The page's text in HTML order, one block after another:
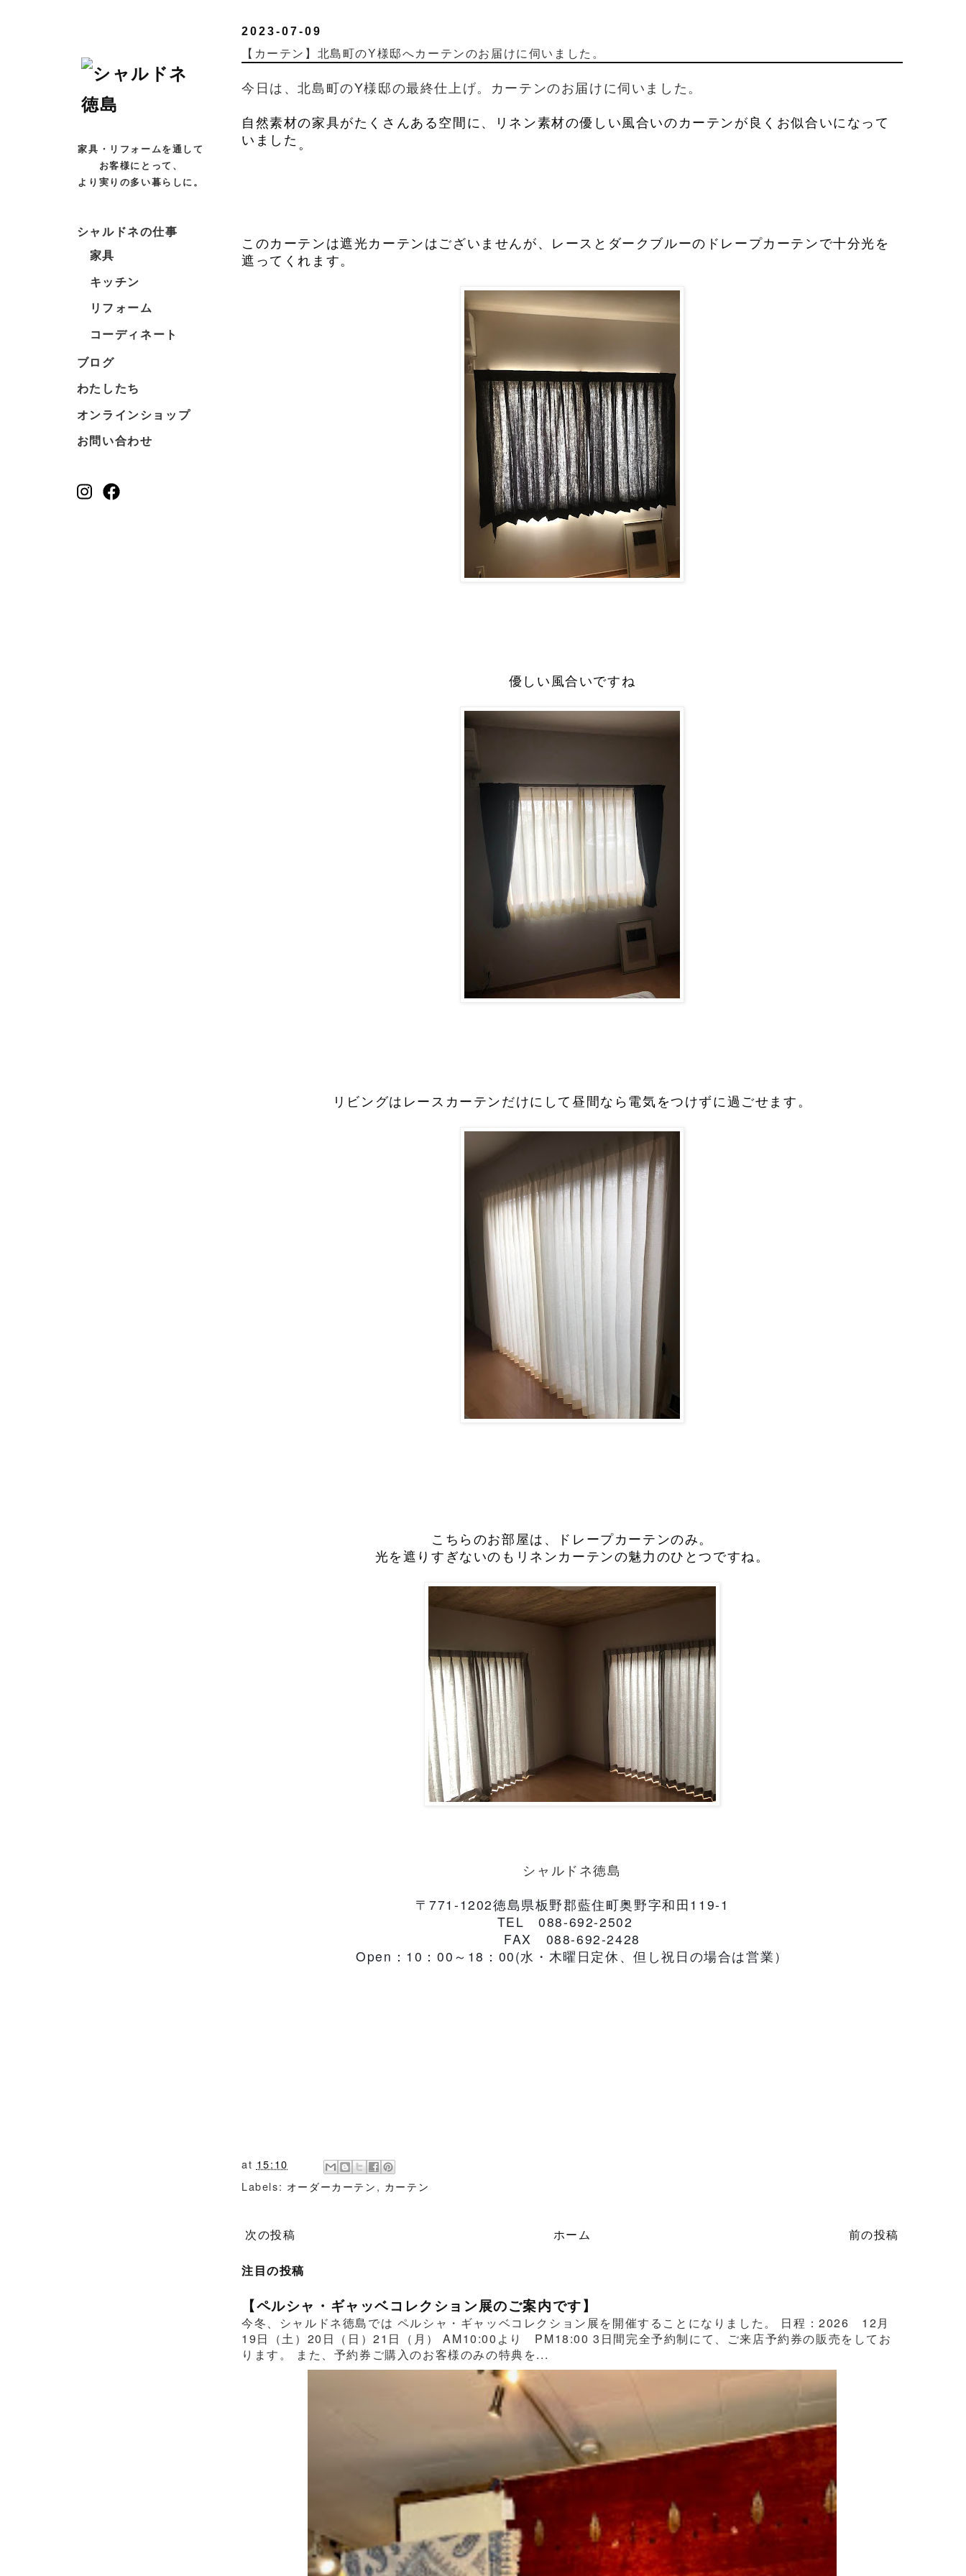
家具・リフォームを通して
お客様にとって、
より実りの多い暮らしに。
シャルドネの仕事
家具
キッチン
リフォーム
コーディネート
ブログ
わたしたち
オンラインショップ
お問い合わせ
2023-07-09
【カーテン】北島町のY様邸へカーテンのお届けに伺いました。
今日は、北島町のY様邸の最終仕上げ。カーテンのお届けに伺いました。
自然素材の家具がたくさんある空間に、リネン素材の優しい風合いのカーテンが良くお似合いになって
いました 。
このカーテンは遮光カーテンはございませんが、レースとダークブルーのドレープカーテンで十分光を
遮ってくれます。
優しい風合いですね
リビングはレースカーテンだけにして昼間なら電気をつけずに過ごせます。
こちらのお部屋は、ドレープカーテンのみ。
光を遮りすぎないのもリネンカーテンの魅力のひとつですね。
シャルドネ徳島
〒771-1202徳島県板野郡藍住町奥野字和田119-1
TEL
088-692-2502
FAX
088-692-2428
Open ： 10 ： 00 ～ 18 ： 00(水・木曜日定休、但し祝日の場合は営業）
at 15:10
Labels: オーダーカーテン, カーテン
次の投稿 前の投稿
ホーム
注目の投稿
【ペルシャ・ギャッベコレクション展のご案内です】
今冬、シャルドネ徳島では ペルシャ・ギャッベコレクション展を開催することになりました。 日程：2026 12月
19日（土）20日（日）21日（月） AM10:00より PM18:00 3日間完全予約制にて、ご来店予約券の販売をしてお
ります。 また、予約券ご購入のお客様のみの特典を...